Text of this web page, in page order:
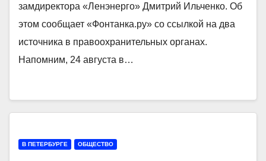
замдиректора «Ленэнерго» Дмитрий Ильченко. Об
этом сообщает «Фонтанка.ру» со ссылкой на два
источника в правоохранительных органах.
Напомним, 24 августа в…
В ПЕТЕРБУРГЕ ОБЩЕСТВО